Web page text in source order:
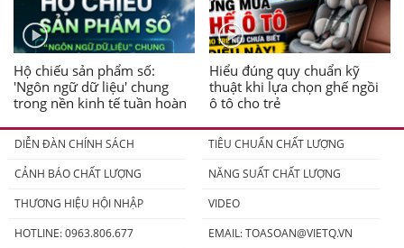
Hộ chiếu sản phẩm số:
'Ngôn ngữ dữ liệu' chung
trong nền kinh tế tuần hoàn
Hiểu đúng quy chuẩn kỹ
thuật khi lựa chọn ghế ngồi
ô tô cho trẻ
DIỄN ĐÀN CHÍNH SÁCH
TIÊU CHUẨN CHẤT LƯỢNG
CẢNH BÁO CHẤT LƯỢNG
NĂNG SUẤT CHẤT LƯỢNG
THƯƠNG HIỆU HỘI NHẬP
VIDEO
HOTLINE: 0963.806.677
EMAIL:TOASOAN@VIETQ.VN